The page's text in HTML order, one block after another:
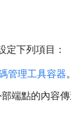
定下列項目：
管理工具容器。
端點的內容